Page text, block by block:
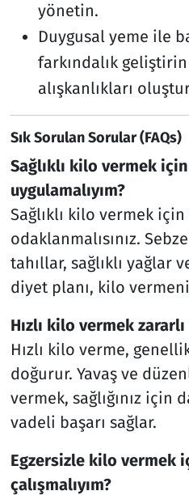
yönetin.
Duygusal yeme ile
farkındalık geliştirin
alışkanlıkları
Sık Sorulan Sorular (FAQs)
Sağlıklı kilo vermek
uygulamalıyım?
Sağlıklı kilo vermek
odaklanmalısınız.
tahıllar, sağlıklı yağlar
diyet planı, kilo
Hızlı kilo vermek zararlı
Hızlı kilo verme,
doğurur. Yavaş ve
vermek, sağlığınız için
vadeli başarı sağlar.
Egzersizle kilo vermek
çalışmalıyım?